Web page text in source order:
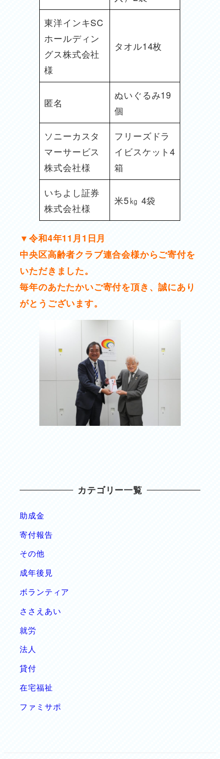
東洋インキSC
ホールディン
グス株式会社
様
タオル14枚
匿名
ぬいぐるみ19
個
ソニーカスタ
マーサービス
株式会社様
フリーズドラ
イビスケット4
箱
いちよし証券
株式会社様
米5㎏ 4袋
▼令和4年11月1日月
中央区高齢者クラブ連合会様からご寄付を
いただきました。
毎年のあたたかいご寄付を頂き、誠にあり
がとうございます。
カテゴリー一覧
助成金
寄付報告
その他
成年後見
ボランティア
ささえあい
就労
法人
貸付
在宅福祉
ファミサポ